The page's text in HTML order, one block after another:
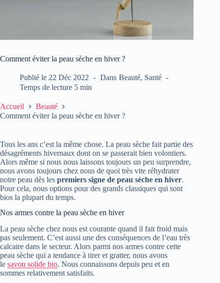
Comment éviter la peau sèche en hiver ?
Publié le 22 Déc 2022 Dans Beauté, Santé
Temps de lecture 5 min
Accueil
Beauté
Comment éviter la peau sèche en hiver ?
Tous les ans c’est la même chose. La peau sèche fait partie des
désagréments hivernaux dont on se passerait bien volontiers.
Alors même si nous nous laissons toujours un peu surprendre,
nous avons toujours chez nous de quoi très vite réhydrater
notre peau dès les premiers signe de peau sèche en hiver.
Pour cela, nous options pour des grands classiques qui sont
bios la plupart du temps.
Nos armes contre la peau sèche en hiver
La peau sèche chez nous est courante quand il fait froid mais
pas seulement. C’est aussi une des conséquences de l’eau très
calcaire dans le secteur. Alors parmi nos armes contre cette
peau sèche qui a tendance à tirer et gratter, nous avons
le savon solide bio. Nous connaissons depuis peu et en
sommes relativement satisfaits.